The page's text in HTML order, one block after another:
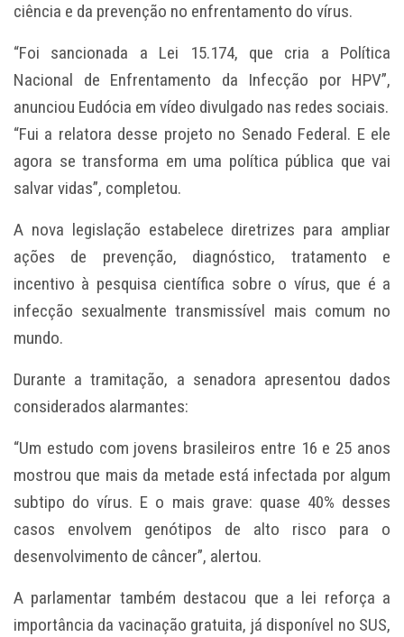
ciência e da prevenção no enfrentamento do vírus.
“Foi sancionada a Lei 15.174, que cria a Política
Nacional de Enfrentamento da Infecção por HPV”,
anunciou Eudócia em vídeo divulgado nas redes sociais.
“Fui a relatora desse projeto no Senado Federal. E ele
agora se transforma em uma política pública que vai
salvar vidas”, completou.
A nova legislação estabelece diretrizes para ampliar
ações de prevenção, diagnóstico, tratamento e
incentivo à pesquisa científica sobre o vírus, que é a
infecção sexualmente transmissível mais comum no
mundo.
Durante a tramitação, a senadora apresentou dados
considerados alarmantes:
“Um estudo com jovens brasileiros entre 16 e 25 anos
mostrou que mais da metade está infectada por algum
subtipo do vírus. E o mais grave: quase 40% desses
casos envolvem genótipos de alto risco para o
desenvolvimento de câncer”, alertou.
A parlamentar também destacou que a lei reforça a
importância da vacinação gratuita, já disponível no SUS,